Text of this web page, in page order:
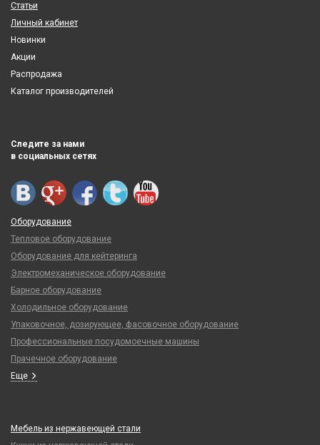
Статьи
Личный кабинет
Новинки
Акции
Распродажа
Каталог производителей
Следите за нами
в социальных сетях
Оборудование
Тепловое оборудование
Оборудование для кейтеринга
Электромеханическое оборудование
Барное оборудование
Холодильное оборудование
Упаковочное, дозирующее, фасовочное оборудование
Профессиональные посудомоечные машины
Прачечное оборудование
Еще
Мебель из нержавеющей стали